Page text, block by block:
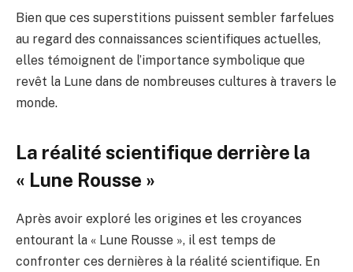
Bien que ces superstitions puissent sembler farfelues
au regard des connaissances scientifiques actuelles,
elles témoignent de l’importance symbolique que
revêt la Lune dans de nombreuses cultures à travers le
monde.
La réalité scientifique derrière la
« Lune Rousse »
Après avoir exploré les origines et les croyances
entourant la « Lune Rousse », il est temps de
confronter ces dernières à la réalité scientifique. En